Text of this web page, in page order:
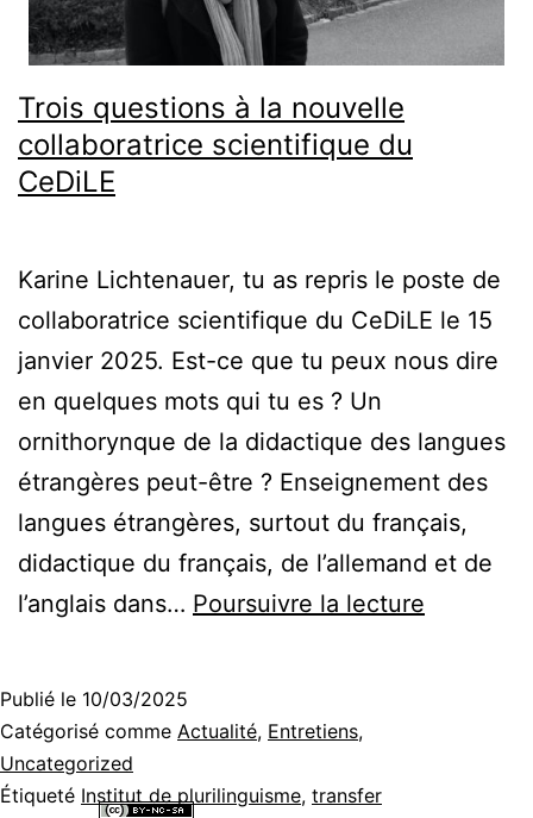
Trois questions à la nouvelle
collaboratrice scientifique du
CeDiLE
Karine Lichtenauer, tu as repris le poste de
collaboratrice scientifique du CeDiLE le 15
janvier 2025. Est-ce que tu peux nous dire
en quelques mots qui tu es ? Un
ornithorynque de la didactique des langues
étrangères peut-être ? Enseignement des
langues étrangères, surtout du français,
didactique du français, de l’allemand et de
l’anglais dans… Poursuivre la lecture
Publié le 10/03/2025
Catégorisé comme Actualité, Entretiens,
Uncategorized
Étiqueté Institut de plurilinguisme, transfer